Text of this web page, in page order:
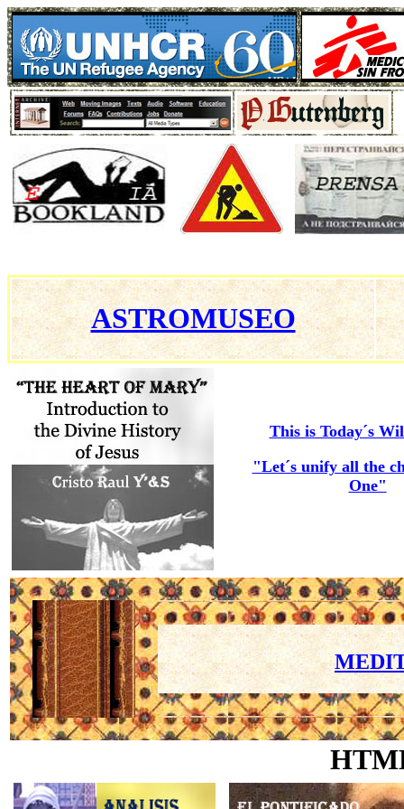
ASTROMUSEO
This is Today´s
"Let´s unify all the
One"